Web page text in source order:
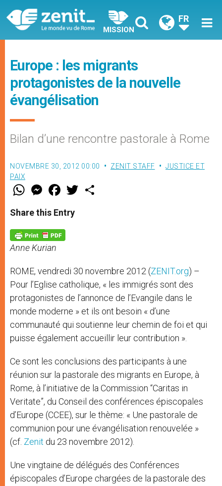
MISSION
FR
Europe : les migrants
protagonistes de la nouvelle
évangélisation
Bilan d’une rencontre pastorale à Rome
NOVEMBRE 30, 2012 00:00 ZENIT STAFF
JUSTICE ET
PAIX
W
t
s
p
p
M
e
s
e
g
e
r
F
a
e
b
o
k
w
Share this Entry
Anne Kurian
ROME, vendredi 30 novembre 2012 (ZENIT.org) –
Pour l’Eglise catholique, « les immigrés sont des
protagonistes de l’annonce de l’Evangile dans le
monde moderne » et ils ont besoin « d’une
communauté qui soutienne leur chemin de foi et qui
puisse également accueillir leur contribution ».
Ce sont les conclusions des participants à une
réunion sur la pastorale des migrants en Europe, à
Rome, à l’initiative de la Commission “Caritas in
Veritate”, du Conseil des conférences épiscopales
d’Europe (CCEE), sur le thème: « Une pastorale de
communion pour une évangélisation renouvelée »
(cf. Zenit du 23 novembre 2012).
Une vingtaine de délégués des Conférences
épiscopales d’Europe chargées de la pastorale des